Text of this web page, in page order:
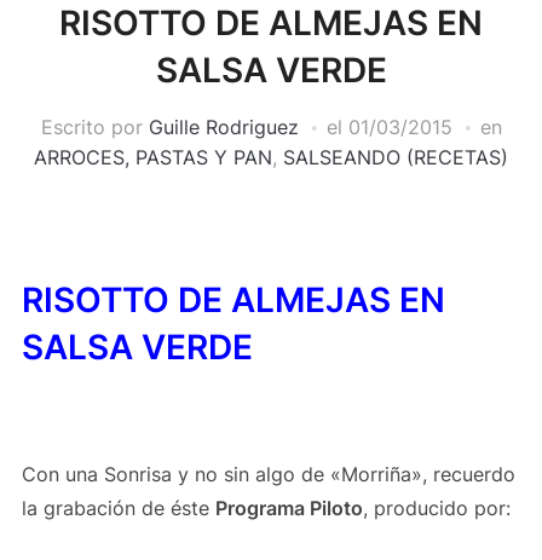
RISOTTO DE ALMEJAS EN
SALSA VERDE
Escrito por Guille Rodriguez el 01/03/2015
en
ARROCES, PASTAS Y PAN, SALSEANDO (RECETAS)
RISOTTO DE ALMEJAS EN
SALSA VERDE
Con una Sonrisa y no sin algo de «Morriña», recuerdo
la grabación de éste Programa Piloto, producido por: